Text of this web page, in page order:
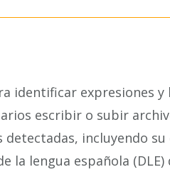
identificar expresiones y
escribir o subir
incluyendo su
lengua española (DLE)